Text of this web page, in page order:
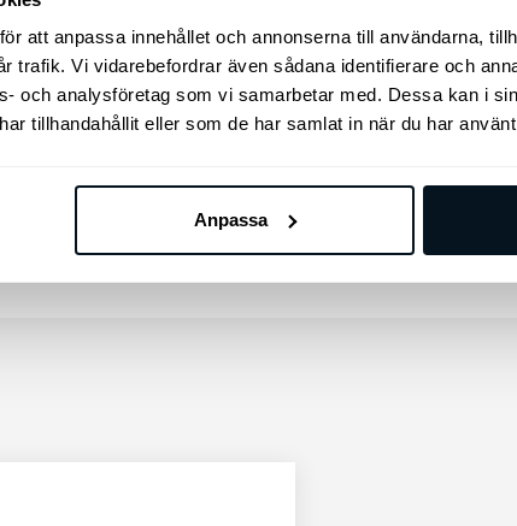
att anpassa innehållet och annonserna till användarna,
trafik. Vi vidarebefordrar även sådana identifierare och
och analysföretag som vi samarbetar med. Dessa kan i
tillhandahållit eller som de har samlat in när du har
Anpassa
Fällbart baksäte 60/40
USB C
Passagerarstol
Trådlös mobilladdare med Qi-std
Förarstol med elsvankstöd
Tonade rutor från B-stolpen